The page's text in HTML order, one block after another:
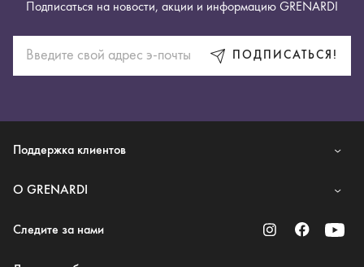
Подписаться на новости, акции и информацию GRENARDI
ПОДПИСАТЬСЯ!
Поддержка клиентов
O GRENARDI
Следите за нами